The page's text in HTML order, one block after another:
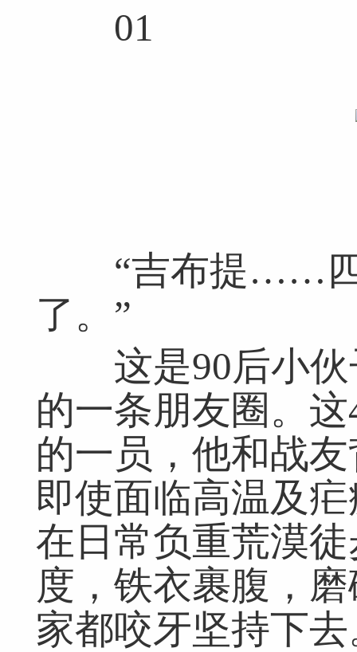
01
“吉布提……四
了。”
这是90后小伙
的一条朋友圈。
的一员，他和战
即使面临高温及
在日常负重荒漠
度，铁衣裹腹，
家都咬牙坚持下